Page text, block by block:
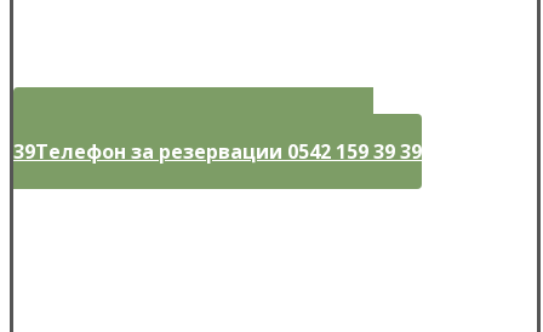
39Телефон за резервации 0542 159 39 39